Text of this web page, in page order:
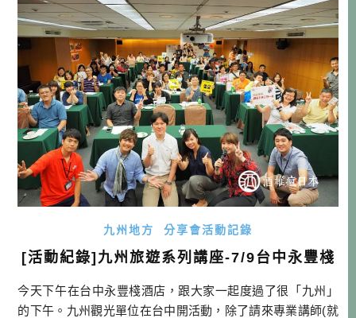
「變心」，開始想去其他地方城市走走呢？ JR九州飯店集團
也嗅到高端旅客需求，新設旗艦級 […]…
九州地方 分享會活動記錄
[活動紀錄]九州旅遊系列講座-7/9台中永豐棧
今天下午在台中永豐棧酒店，跟大家一起度過了很「九州」
的下午。九州觀光單位在台中開活動，除了請來專業講師(就